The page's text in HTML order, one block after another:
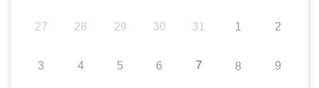
27 28 29 30 31 1 2
3 4 5 6 7 8 9